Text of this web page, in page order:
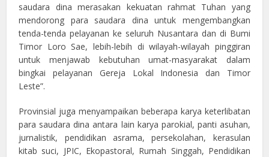
saudara dina merasakan kekuatan rahmat Tuhan yang
mendorong para saudara dina untuk mengembangkan
tenda-tenda pelayanan ke seluruh Nusantara dan di Bumi
Timor Loro Sae, lebih-lebih di wilayah-wilayah pinggiran
untuk menjawab kebutuhan umat-masyarakat dalam
bingkai pelayanan Gereja Lokal Indonesia dan Timor
Leste”.
Provinsial juga menyampaikan beberapa karya keterlibatan
para saudara dina antara lain karya parokial, panti asuhan,
jurnalistik, pendidikan asrama, persekolahan, kerasulan
kitab suci, JPIC, Ekopastoral, Rumah Singgah, Pendidikan